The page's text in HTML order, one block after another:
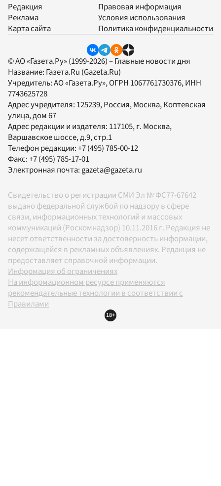
Редакция
Реклама
Карта сайта
Правовая информация
Условия использования
Политика конфиденциальности
© АО «Газета.Ру» (1999-2026) – Главные новости дня
Название: Газета.Ru (Gazeta.Ru)
Учредитель:АО «Газета.Ру», ОГРН 1067761730376, ИНН
7743625728
Адрес учредителя: 125239, Россия, Москва, Коптевская
улица, дом 67
Адрес редакции и издателя: 117105, г. Москва,
Варшавское шоссе, д.9, стр.1
Телефон редакции:+7 (495) 785-00-12
Факс:+7 (495) 785-17-01
Электронная почта:gazeta@gazeta.ru
Свидетельство о регистрации СМИ Эл № ФС77-67642
выдано федеральной службой по надзору в сфере
связи, информационных технологий и массовых
коммуникаций (Роскомнадзор) 10.11.2016 г. Редакция не
несет ответственности за достоверность информации,
содержащейся в рекламных объявлениях. Редакция не
предоставляет справочной информации.
Информация об ограничениях
На информационном ресурсе применяются
рекомендательные технологии в соответствии с
Правилами
18+